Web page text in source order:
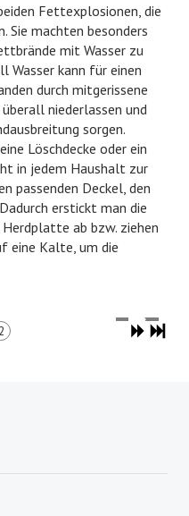
Fettexplosionen, die
Sie machten besonders
mit Wasser zu
Wasser kann für einen
durch mitgerissene
niederlassen und
sorgen.
Löschdecke oder ein
in jedem Haushalt zur
passenden Deckel, den
erstickt man die
ab bzw. ziehen
eine Kalte, um die
2